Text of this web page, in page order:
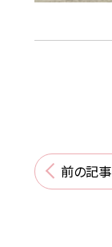
前の記事